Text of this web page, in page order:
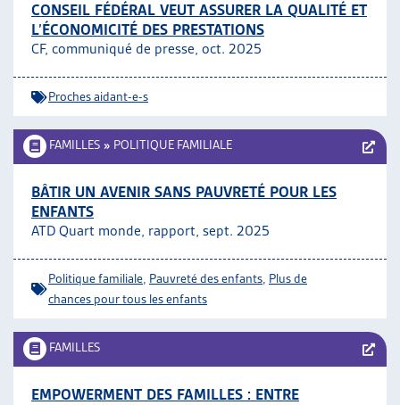
CONSEIL FÉDÉRAL VEUT ASSURER LA QUALITÉ ET
L’ÉCONOMICITÉ DES PRESTATIONS
CF, communiqué de presse, oct. 2025
Proches aidant-e-s
FAMILLES » POLITIQUE FAMILIALE
BÂTIR UN AVENIR SANS PAUVRETÉ POUR LES
ENFANTS
ATD Quart monde, rapport, sept. 2025
Politique familiale Pauvreté des enfants Plus de
chances pour tous les enfants
FAMILLES
EMPOWERMENT DES FAMILLES : ENTRE